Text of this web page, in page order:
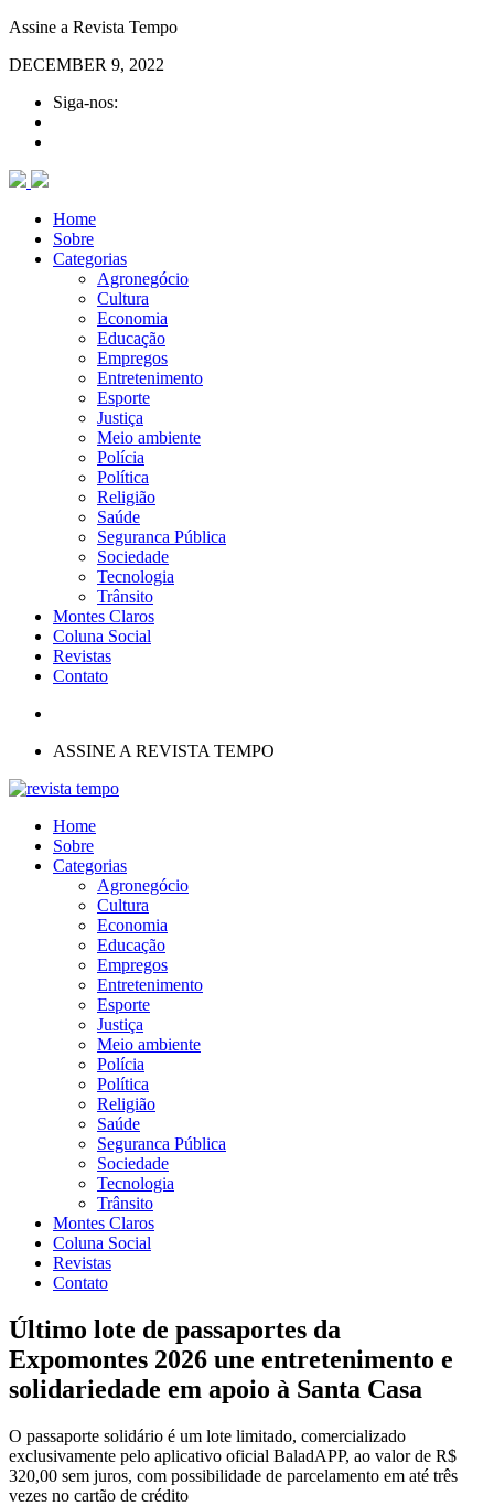
Assine a Revista Tempo
DECEMBER 9, 2022
Siga-nos:
Home
Sobre
Categorias
Agronegócio
Cultura
Economia
Educação
Empregos
Entretenimento
Esporte
Justiça
Meio ambiente
Polícia
Política
Religião
Saúde
Seguranca Pública
Sociedade
Tecnologia
Trânsito
Montes Claros
Coluna Social
Revistas
Contato
ASSINE A REVISTA TEMPO
Home
Sobre
Categorias
Agronegócio
Cultura
Economia
Educação
Empregos
Entretenimento
Esporte
Justiça
Meio ambiente
Polícia
Política
Religião
Saúde
Seguranca Pública
Sociedade
Tecnologia
Trânsito
Montes Claros
Coluna Social
Revistas
Contato
Último lote de passaportes da
Expomontes 2026 une entretenimento e
solidariedade em apoio à Santa Casa
O passaporte solidário é um lote limitado, comercializado
exclusivamente pelo aplicativo oficial BaladAPP, ao valor de R$
320,00 sem juros, com possibilidade de parcelamento em até três
vezes no cartão de crédito